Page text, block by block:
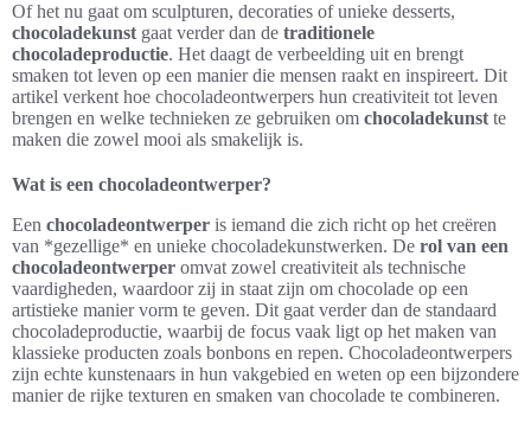
Of het nu gaat om sculpturen, decoraties of unieke desserts,
chocoladekunst gaat verder dan de traditionele
chocoladeproductie. Het daagt de verbeelding uit en brengt
smaken tot leven op een manier die mensen raakt en inspireert. Dit
artikel verkent hoe chocoladeontwerpers hun creativiteit tot leven
brengen en welke technieken ze gebruiken om chocoladekunst te
maken die zowel mooi als smakelijk is.
Wat is een chocoladeontwerper?
Een chocoladeontwerper is iemand die zich richt op het creëren
van *gezellige* en unieke chocoladekunstwerken. De rol van een
chocoladeontwerper omvat zowel creativiteit als technische
vaardigheden, waardoor zij in staat zijn om chocolade op een
artistieke manier vorm te geven. Dit gaat verder dan de standaard
chocoladeproductie, waarbij de focus vaak ligt op het maken van
klassieke producten zoals bonbons en repen. Chocoladeontwerpers
zijn echte kunstenaars in hun vakgebied en weten op een bijzondere
manier de rijke texturen en smaken van chocolade te combineren.